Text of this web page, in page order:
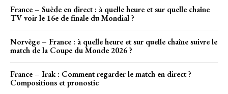
France – Suède en direct : à quelle heure et sur quelle chaîne
TV voir le 16e de finale du Mondial ?
Norvège – France : à quelle heure et sur quelle chaîne suivre le
match de la Coupe du Monde 2026 ?
France – Irak : Comment regarder le match en direct ?
Compositions et pronostic